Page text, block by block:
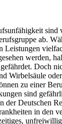
sind
ab.
Leistungen
werden,
Doch
Wirbelsäule
zu einer
sind
der Deutschen
in den